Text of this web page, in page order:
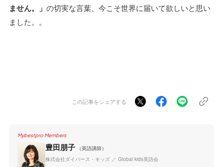
ません。」 の切実な言葉、今こそ世界に届いて欲しいと思い
ました。。
この記事をシェアする
Mybestpro Members
豊田朋子
（英語講師）
株式会社ダイバース・キッズ ／ Global kids英語会